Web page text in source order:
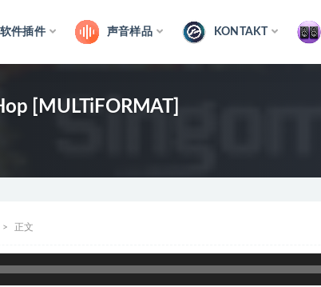
软件插件 声音样品 KONTAKT
[MULTiFORMAT]
正文
全部